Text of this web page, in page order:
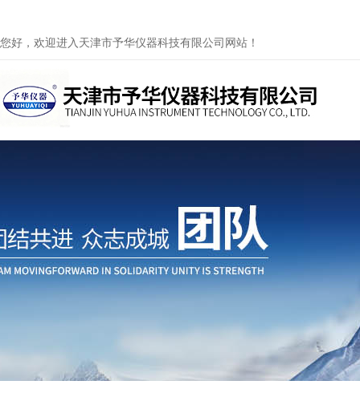
您好，欢迎进入天津市予华仪器科技有限公司网站！